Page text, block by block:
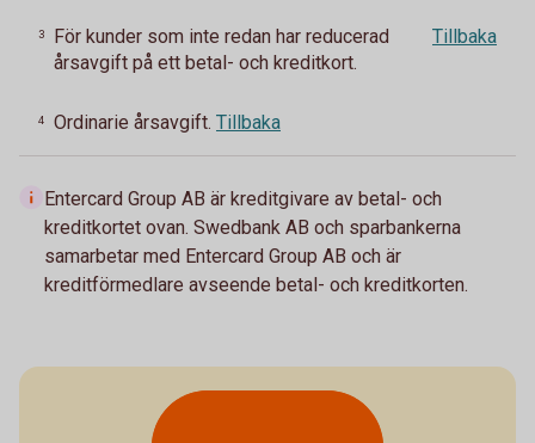
3
För kunder som inte redan har reducerad
årsavgift på ett betal- och kreditkort.
Tillbaka
4 Ordinarie årsavgift. Tillbaka
Entercard Group AB är kreditgivare av betal- och
kreditkortet ovan. Swedbank AB och sparbankerna
samarbetar med Entercard Group AB och är
kreditförmedlare avseende betal- och kreditkorten.